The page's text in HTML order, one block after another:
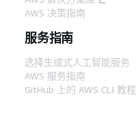
AWS 决策指南
服务指南
选择生成式人工智能服务
AWS 服务指南
GitHub 上的 AWS CLI 教程